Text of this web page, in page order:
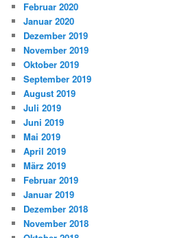
Februar 2020
Januar 2020
Dezember 2019
November 2019
Oktober 2019
September 2019
August 2019
Juli 2019
Juni 2019
Mai 2019
April 2019
März 2019
Februar 2019
Januar 2019
Dezember 2018
November 2018